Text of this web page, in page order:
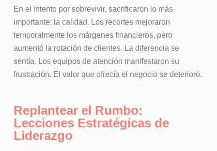
En el intento por sobrevivir, sacrificaron lo más
importante: la calidad. Los recortes mejoraron
temporalmente los márgenes financieros, pero
aumentó la rotación de clientes. La diferencia se
sentía. Los equipos de atención manifestaron su
frustración. El valor que ofrecía el negocio se deterioró.
Replantear el Rumbo:
Lecciones Estratégicas de
Liderazgo